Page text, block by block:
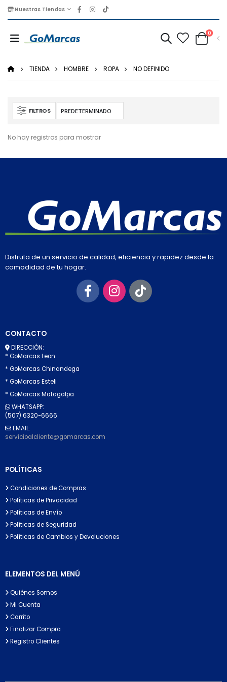
Nuestras Tiendas
0
TIENDA HOMBRE ROPA NO DEFINIDO
FILTROS
No hay registros para mostrar
Disfruta de un servicio de calidad, eficiencia y rapidez desde la
comodidad de tu hogar.
CONTACTO
DIRECCIÓN:
* GoMarcas Leon
* GoMarcas Chinandega
* GoMarcas Esteli
* GoMarcas Matagalpa
WHATSAPP:
(507) 6320-6666
EMAIL:
servicioalcliente@gomarcas.com
POLÍTICAS
Condiciones de Compras
Políticas de Privacidad
Políticas de Envío
Políticas de Seguridad
Políticas de Cambios y Devoluciones
ELEMENTOS DEL MENÚ
Quiénes Somos
Mi Cuenta
Carrito
Finalizar Compra
Registro Clientes